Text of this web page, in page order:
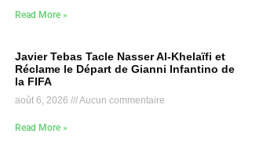
Read More »
Javier Tebas Tacle Nasser Al-Khelaïfi et
Réclame le Départ de Gianni Infantino de
la FIFA
août 6, 2026 Aucun commentaire
Read More »